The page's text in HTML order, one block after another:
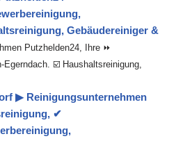
Gebäudereiniger &
Putzhelden24, Ihre ⏩
Egerndach. ☑️ Haushaltsreinigung,
▶︎ Reinigungsunternehmen
✔